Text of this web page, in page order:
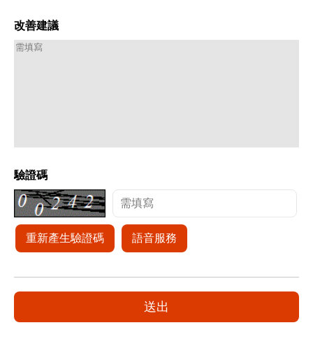
改善建議
驗證碼
重新產生驗證碼 語音服務